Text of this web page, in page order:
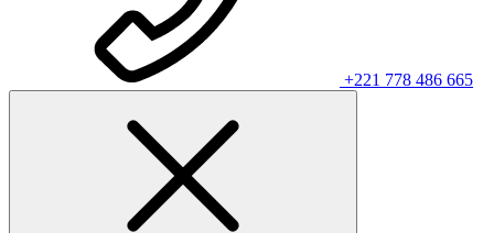
+221 778 486 665